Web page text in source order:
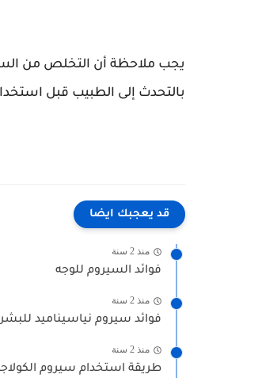
يجب ملاحظة أن التخلص من
بالتحدث إلى الطبيب قبل
قد يعجبك ايضا
منذ 2 سنة
فوائد السيروم للوجه
منذ 2 سنة
فوائد سيروم نياسيناميد
منذ 2 سنة
طريقة استخدام سيروم